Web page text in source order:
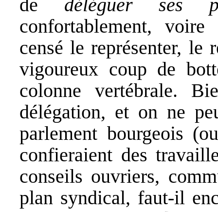
de déléguer ses
confortablement,
censé le représenter,
vigoureux coup de
colonne vertébrale.
délégation, et on ne
parlement bourgeois
confieraient des
conseils ouvriers,
plan syndical, faut-il